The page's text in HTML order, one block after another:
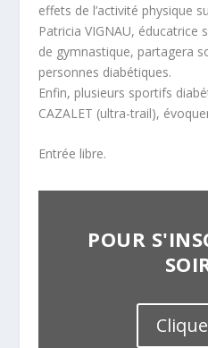
effets de l’activité physique
Patricia VIGNAU, éducatrice
de gymnastique, partagera
personnes diabétiques.
Enfin, plusieurs sportifs
CAZALET (ultra-trail),
Entrée libre.
POUR